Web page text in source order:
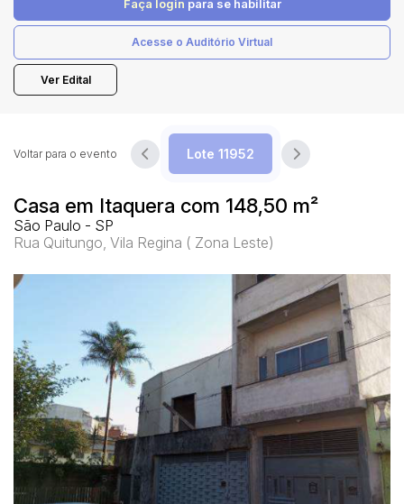
Faça login para se habilitar
Acesse o Auditório Virtual
Ver Edital
Casa em Itaquera com 148,50 m²
São Paulo - SP
Rua Quitungo, Vila Regina ( Zona Leste)
Voltar para o evento